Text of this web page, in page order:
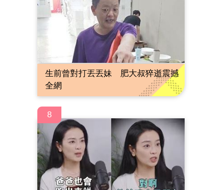
生前曾對打丟丟妹 肥大叔猝逝震撼
全網
8